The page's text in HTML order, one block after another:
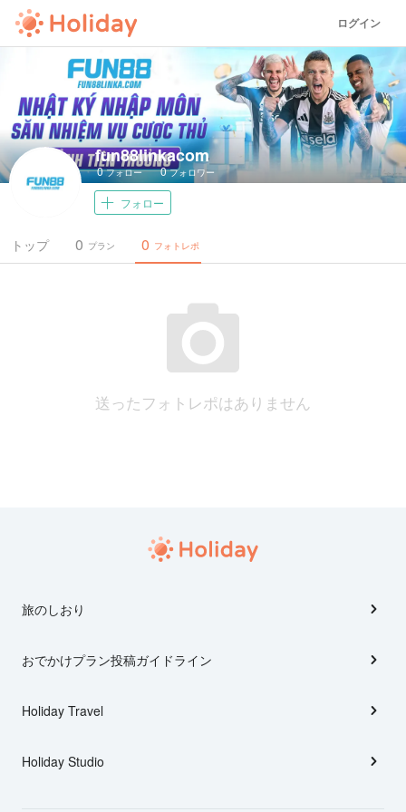
ログイン
fun88linkacom
0フォロー 0フォロワー
フォロー
トップ プラン
0 フォトレポ
0
送ったフォトレポはありません
旅のしおり
おでかけプラン投稿ガイドライン
Holiday Travel
Holiday Studio